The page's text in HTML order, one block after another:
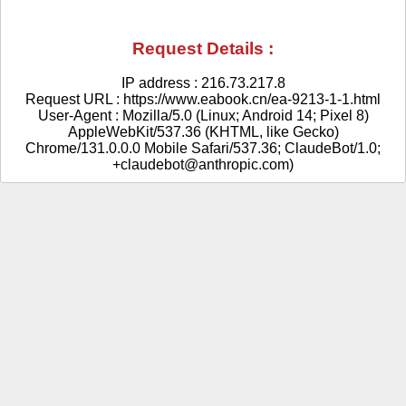
Request Details :
IP address : 216.73.217.8
Request URL : https://www.eabook.cn/ea-9213-1-1.html
User-Agent : Mozilla/5.0 (Linux; Android 14; Pixel 8)
AppleWebKit/537.36 (KHTML, like Gecko)
Chrome/131.0.0.0 Mobile Safari/537.36; ClaudeBot/1.0;
+claudebot@anthropic.com)